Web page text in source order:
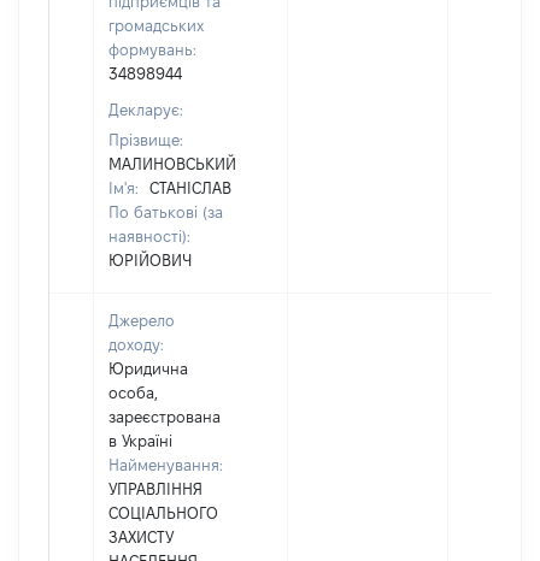
громадських
формувань:
34898944
Декларує:
Прізвище:
МАЛИНОВСЬКИЙ
Ім'я:
СТАНІСЛАВ
По батькові (за
наявності):
ЮРІЙОВИЧ
Джерело
доходу:
Юридична
особа,
зареєстрована
в Україні
Найменування:
УПРАВЛІННЯ
СОЦІАЛЬНОГО
ЗАХИСТУ